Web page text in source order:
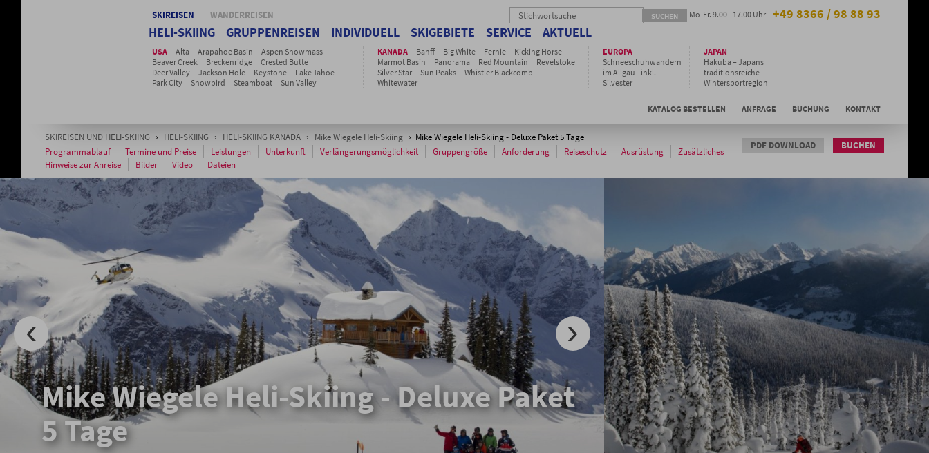
SKIREISEN WANDERREISEN
HELI-SKIING GRUPPENREISEN INDIVIDUELL SKIGEBIETE SERVICE AKTUELL
Mo-Fr. 9.00 - 17.00 Uhr +49 8366 / 98 88 93
USA Alta Arapahoe Basin
Aspen Snowmass
Beaver Creek
Breckenridge
Crested Butte
Deer Valley
Jackson Hole Keystone
Lake Tahoe
Park City
Snowbird Steamboat
Sun Valley
KANADA Banff Big White Fernie
Kicking Horse
Marmot Basin
Panorama Red Mountain
Revelstoke
Silver Star
Sun Peaks
Whistler Blackcomb
Whitewater
EUROPA
Schneeschuhwandern
im Allgäu - inkl.
Silvester
JAPAN
Hakuba – Japans
traditionsreiche
Wintersportregion
Niseko - Hilton Hotel
& Kleingruppe
Pulverschnee-
Paradies auf
KATALOG BESTELLEN ANFRAGE BUCHUNG KONTAKT
SKIREISEN UND HELI-SKIING › HELI-SKIING › HELI-SKIING KANADA › Mike Wiegele Heli-Skiing › Mike Wiegele Heli-Skiing - Deluxe Paket 5 Tage
Programmablauf
Termine und Preise Leistungen Unterkunft Verlängerungsmöglichkeit Gruppengröße Anforderung Reiseschutz Ausrüstung
Zusätzliches
Hinweise zur Anreise
Bilder Video Dateien
PDF DOWNLOAD BUCHEN
Mike Wiegele Heli-Skiing - Deluxe Paket
5 Tage